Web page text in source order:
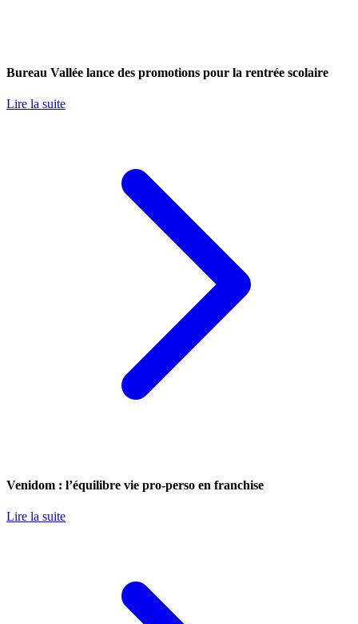
Bureau Vallée lance des promotions pour la rentrée scolaire
Lire la suite
Venidom : l’équilibre vie pro-perso en franchise
Lire la suite